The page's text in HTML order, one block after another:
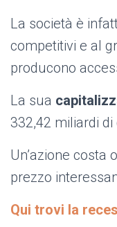
La società è
competitivi e al
producono
La sua
332,42 miliardi
Un’azione costa
prezzo
Qui trovi la